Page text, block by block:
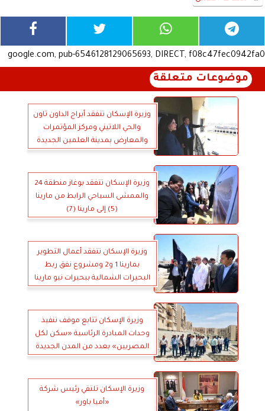
google.com, pub-6546128129065693, DIRECT, f08c47fec0942fa0
موضوعات متعلقة
وزيرة الإسكان تتفقد أبراج الداون تاون
والحي اللاتيني ومركز المؤتمرات
والمعارض بمدينة العلمين الجديدة
وزيرة الإسكان تتفقد بوغاز منطقة 24
والممشى السياحي الرابط من مارينا
(5) إلى مارينا (7)
وزيرة الإسكان تتفقد أعمال التطوير
بمارينا 1 و2 ومشروع نفق ربط
البحيرات الشمالية ببحيرات نيو مارينا
وزيرة الإسكان تتابع موقف تنفيذ
وحدات المبادرة الرئاسية «سكن لكل
المصريين» بعدد من المدن الجديدة
وزيرة الإسكان تلتقي رئيس شركة
«أميا باور»